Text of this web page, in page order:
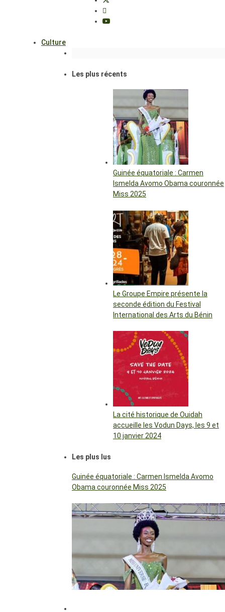
Culture
Les plus récents
Guinée équatoriale : Carmen
Ismelda Avomo Obama couronnée
Miss 2025
Le Groupe Empire présente la
seconde édition du Festival
International des Arts du Bénin
La cité historique de Ouidah
accueille les Vodun Days, les 9 et
10 janvier 2024
Les plus lus
Guinée équatoriale : Carmen Ismelda Avomo
Obama couronnée Miss 2025